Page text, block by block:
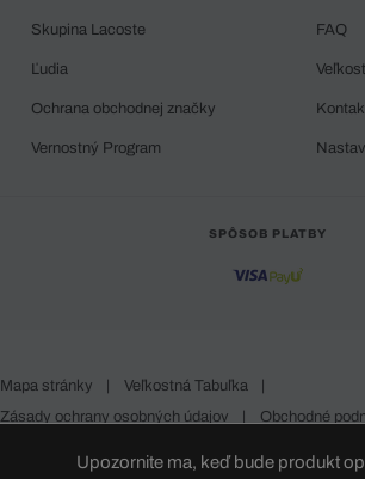
Upozornite ma, keď bude produkt
Skupina Lacoste
Ľudia
Ochrana obchodnej značky
Vernostný Program
FAQ
SPÔSOB PLATBY
Mapa stránky | Veľkostná Tabuľka
|
Zásady ochrany osobných údajov
| Obchodné